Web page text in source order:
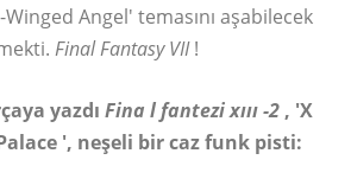
Angel' temasını aşabilecek
Final Fantasy VII!
yazdı Fina l fantezi xııı-2 , 'X
', neşeli bir caz funk pisti: